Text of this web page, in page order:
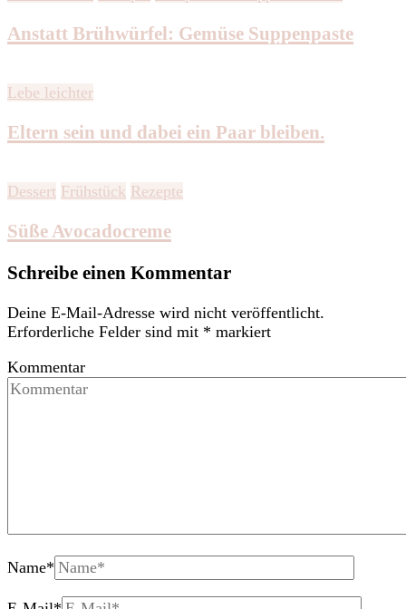
Anstatt Brühwürfel: Gemüse Suppenpaste
Lebe leichter
Eltern sein und dabei ein Paar bleiben.
Dessert Frühstück Rezepte
Süße Avocadocreme
Schreibe einen Kommentar
Deine E-Mail-Adresse wird nicht veröffentlicht.
Erforderliche Felder sind mit * markiert
Kommentar
Name*